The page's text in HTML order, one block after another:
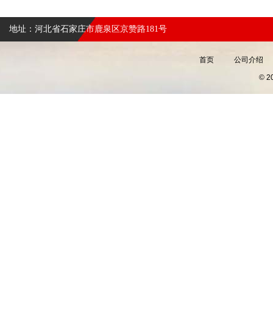
地址：河北省石家庄市鹿泉区京赞路181号
首页 公司介绍
©